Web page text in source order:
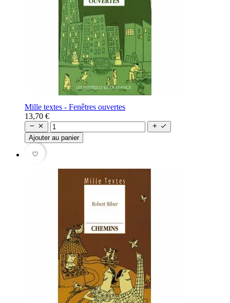
Mille textes - Fenêtres ouvertes
13,70 €
   
Ajouter au panier
favorite_border